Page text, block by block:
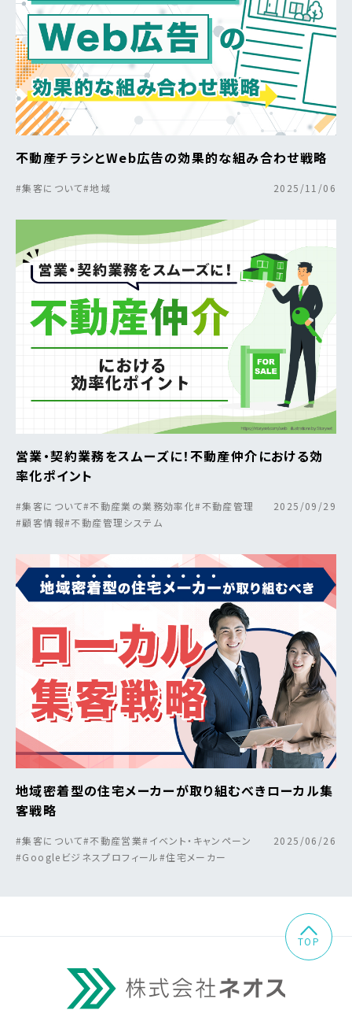
不動産チラシとWeb広告の効果的な組み合わせ戦略
#集客について#地域 2025/11/06
営業・契約業務をスムーズに！不動産仲介における効
率化ポイント
#集客について#不動産業の業務効率化#不動産管理
#顧客情報#不動産管理システム
2025/09/29
地域密着型の住宅メーカーが取り組むべきローカル集
客戦略
#集客について#不動産営業#イベント・キャンペーン
#Googleビジネスプロフィール#住宅メーカー
2025/06/26
TOP